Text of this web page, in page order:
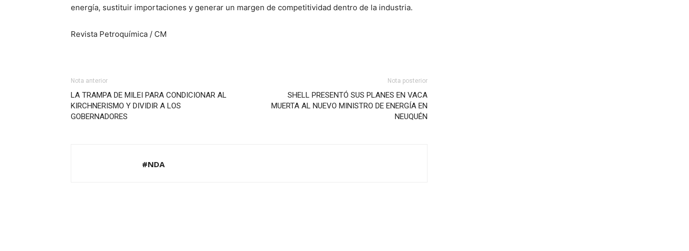
energía, sustituir importaciones y generar un margen de competitividad dentro de la industria.
Revista Petroquímica / CM
Nota anterior
LA TRAMPA DE MILEI PARA CONDICIONAR AL
KIRCHNERISMO Y DIVIDIR A LOS
GOBERNADORES
Nota posterior
SHELL PRESENTÓ SUS PLANES EN VACA
MUERTA AL NUEVO MINISTRO DE ENERGÍA EN
NEUQUÉN
#NDA